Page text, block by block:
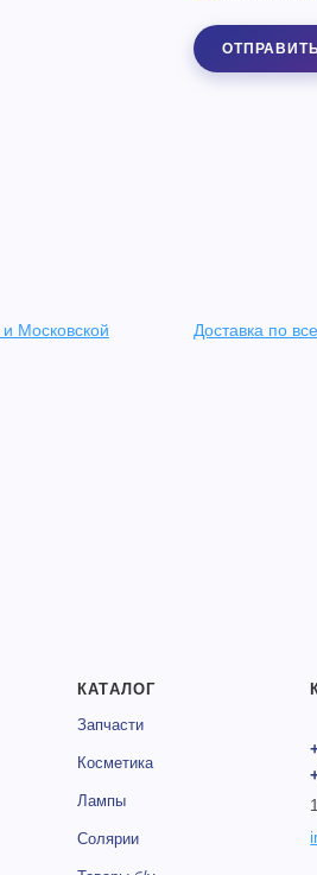
Московской
Доставка по
КАТАЛОГ
Запчасти
Косметика
Лампы
Солярии